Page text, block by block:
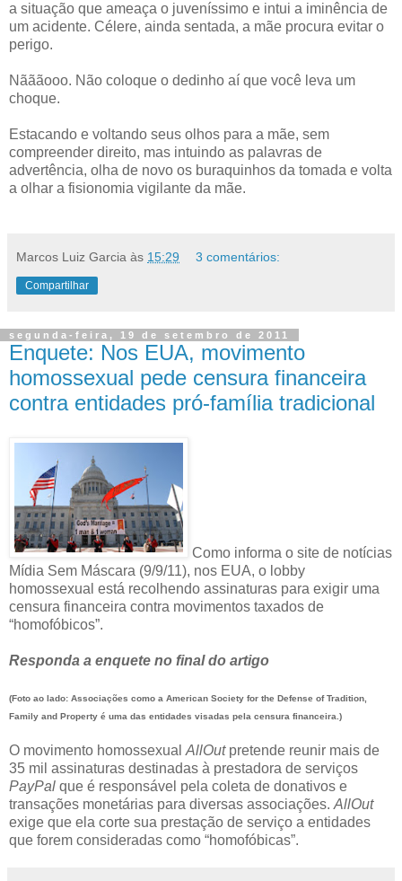
a situação que ameaça o juveníssimo e intui a iminência de
um acidente. Célere, ainda sentada, a mãe procura evitar o
perigo.
Nãããooo. Não coloque o dedinho aí que você leva um
choque.
Estacando e voltando seus olhos para a mãe, sem
compreender direito, mas intuindo as palavras de
advertência, olha de novo os buraquinhos da tomada e volta
a olhar a fisionomia vigilante da mãe.
Marcos Luiz Garcia às 15:29 3 comentários:
Compartilhar
segunda-feira, 19 de setembro de 2011
Enquete: Nos EUA, movimento
homossexual pede censura financeira
contra entidades pró-família tradicional
Como informa o site de notícias
Mídia Sem Máscara (9/9/11), nos EUA, o lobby
homossexual está recolhendo assinaturas para exigir uma
censura financeira contra movimentos taxados de
“homofóbicos”.
Responda a enquete no final do artigo
(Foto ao lado: Associações como a American Society for the Defense of Tradition,
Family and Property é uma das entidades visadas pela censura financeira.)
O movimento homossexual AllOutpretende reunir mais de
35 mil assinaturas destinadas à prestadora de serviços
PayPal que é responsável pela coleta de donativos e
transações monetárias para diversas associações. AllOut
exige que ela corte sua prestação de serviço a entidades
que forem consideradas como “homofóbicas”.